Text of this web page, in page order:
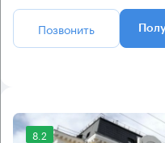
Позвонить
8.2